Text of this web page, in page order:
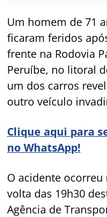
Um homem de 71
ficaram feridos
frente na Rodovia
Peruíbe, no litoral
um dos carros
outro veículo
Clique aqui para
no WhatsApp!
O acidente
volta das 19h30
Agência de